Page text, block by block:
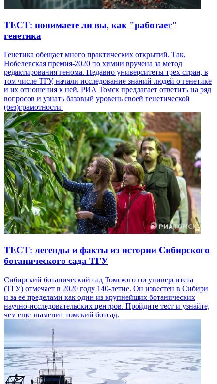
ТЕСТ: понимаете ли вы, как "работает"
генетика
Генетика обещает много практических открытий. Так,
Нобелевская премия-2020 по химии вручена за метод
редактирования генома. Недавно университеты трех стран, в
том числе ТГУ, начали исследование знаний людей о генетике
и их отношения к ней. РИА Томск предлагает ответить на ряд
вопросов и узнать базовый уровень своей генетической
(без)грамотности.
ТЕСТ: легенды и факты из истории Сибирского
ботанического сада ТГУ
Сибирский ботанический сад Томского госуниверситета
(ТГУ) отмечает в 2020 году 140-летие. Он известен в Сибири
и за ее пределами как один из крупнейших ботанических
научно-исследовательских центров. Пройдите тест и узнайте,
чем еще знаменит томский ботсад.